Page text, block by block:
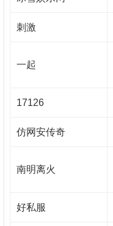
刺激
一起
17126
仿网安传奇
南明离火
好私服